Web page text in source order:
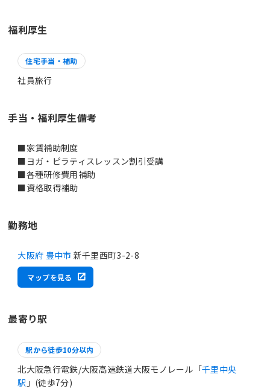
福利厚生
住宅手当・補助
社員旅行
手当・福利厚生備考
■家賃補助制度
■ヨガ・ピラティスレッスン割引受講
■各種研修費用補助
■資格取得補助
勤務地
大阪府 豊中市 新千里西町3-2-8
マップを見る
最寄り駅
駅から徒歩10分以内
北大阪急行電鉄/大阪高速鉄道大阪モノレール「千里中央
駅 」(徒歩7分)